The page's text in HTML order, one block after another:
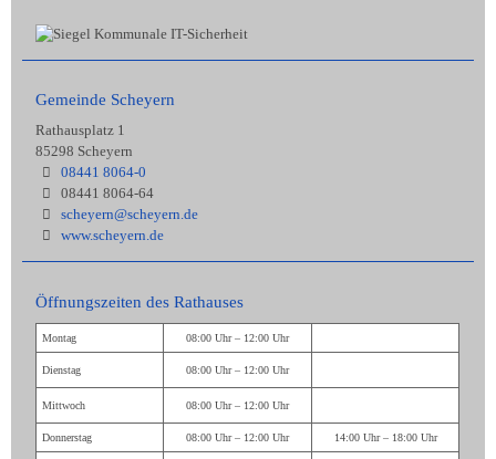
Gemeinde Scheyern
Rathausplatz 1
85298 Scheyern
08441 8064-0
08441 8064-64
scheyern@scheyern.de
www.scheyern.de
Öffnungszeiten des Rathauses
Montag 08:00 Uhr – 12:00 Uhr
Dienstag 08:00 Uhr – 12:00 Uhr
Mittwoch 08:00 Uhr – 12:00 Uhr
Donnerstag 08:00 Uhr – 12:00 Uhr 14:00 Uhr – 18:00 Uhr